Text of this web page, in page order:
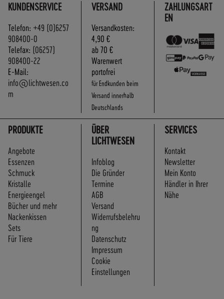
KUNDENSERVICE
Telefon: +49 (0)6257
908400-0
Telefax: (06257)
908400-22
E-Mail:
info@lichtwesen.co
m
ZAHLUNGSART
EN
VERSAND
Versandkosten:
4,90 €
ab 70 €
Warenwert
portofrei
für Endkunden beim
Versand innerhalb
Deutschlands
PRODUKTE
Angebote
Essenzen
Schmuck
Kristalle
Energieengel
Bücher und mehr
Nackenkissen
Sets
Für Tiere
ÜBER
LICHTWESEN
Infoblog
Die Gründer
Termine
AGB
Versand
Widerrufsbelehru
ng
Datenschutz
Impressum
Cookie
Einstellungen
SERVICES
Kontakt
Newsletter
Mein Konto
Händler in Ihrer
Nähe